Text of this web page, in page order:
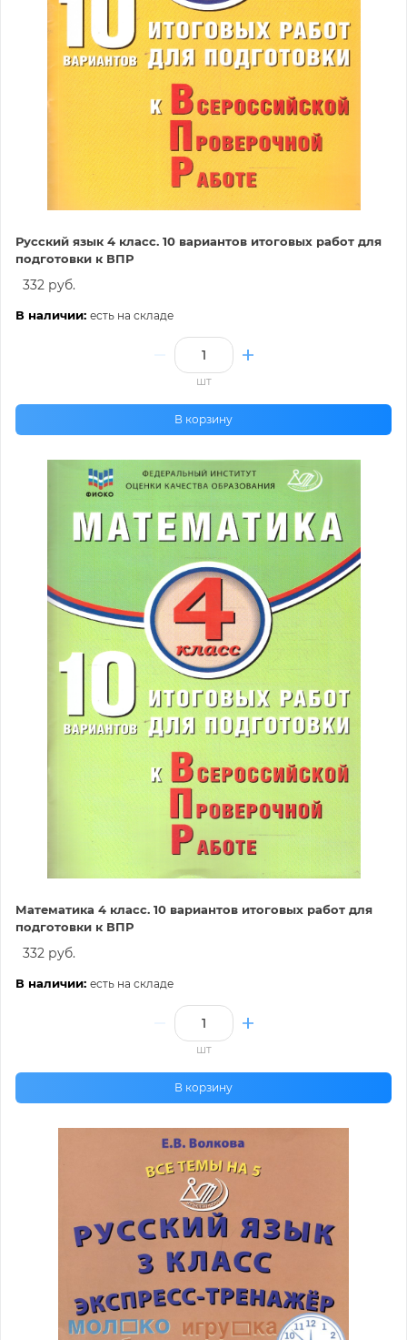
Русский язык 4 класс. 10 вариантов итоговых работ для
подготовки к ВПР
332 руб.
В наличии: есть на складе
шт
В корзину
Математика 4 класс. 10 вариантов итоговых работ для
подготовки к ВПР
332 руб.
В наличии: есть на складе
шт
В корзину